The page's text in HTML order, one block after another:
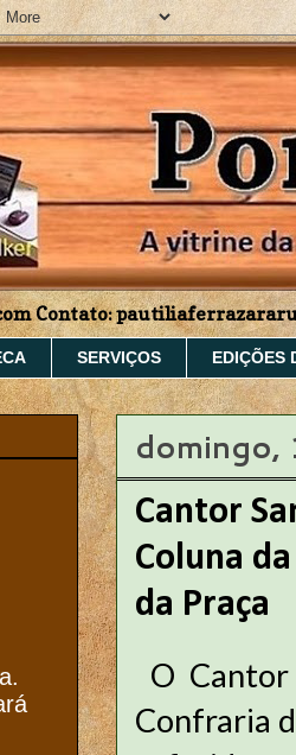
Contato:
SERVIÇOS EDIÇÕES
domingo,
Cantor
Coluna
da Praça
O
Confraria